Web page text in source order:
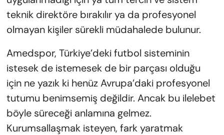
teknik direktöre bırakılır ya da profesyonel
olmayan kişiler sürekli müdahalede bulunur.
Amedspor, Türkiye’deki futbol sisteminin
istesek de istemesek de bir parçası olduğu
için ne yazık ki henüz Avrupa’daki profesyonel
tutumu benimsemiş değildir. Ancak bu ilelebet
böyle süreceği anlamına gelmez.
Kurumsallaşmak isteyen, fark yaratmak